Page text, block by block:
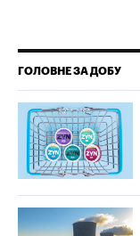
ГОЛОВНЕ ЗА ДОБУ